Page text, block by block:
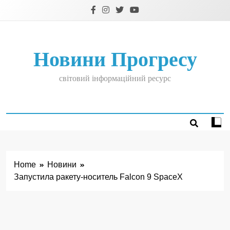
Новини Прогресу
світовий інформаційний ресурс
Home
Новини
Запустила ракету-носитель Falcon 9 SpaceX